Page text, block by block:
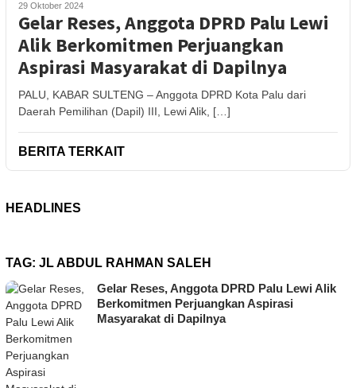
29 Oktober 2024
Gelar Reses, Anggota DPRD Palu Lewi
Alik Berkomitmen Perjuangkan
Aspirasi Masyarakat di Dapilnya
PALU, KABAR SULTENG – Anggota DPRD Kota Palu dari
Daerah Pemilihan (Dapil) III, Lewi Alik, […]
BERITA TERKAIT
HEADLINES
TAG: JL ABDUL RAHMAN SALEH
Gelar Reses, Anggota DPRD Palu Lewi Alik
Berkomitmen Perjuangkan Aspirasi
Masyarakat di Dapilnya